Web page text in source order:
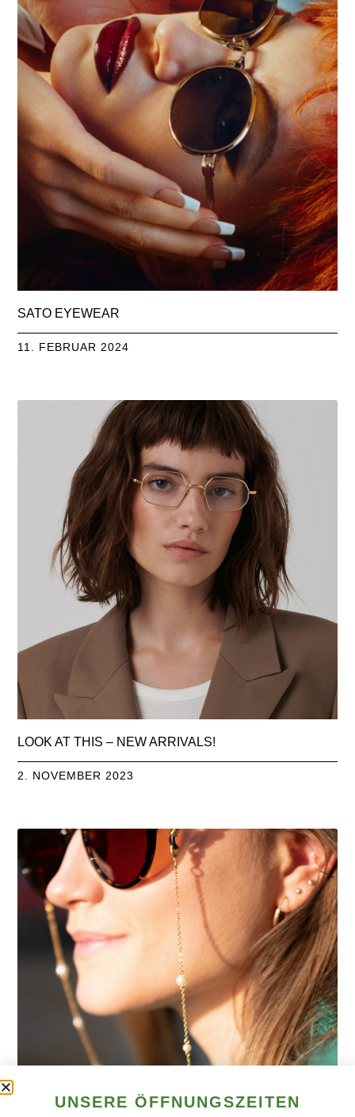
SATO EYEWEAR
11. FEBRUAR 2024
LOOK AT THIS – NEW ARRIVALS!
2. NOVEMBER 2023
UNSERE ÖFFNUNGSZEITEN